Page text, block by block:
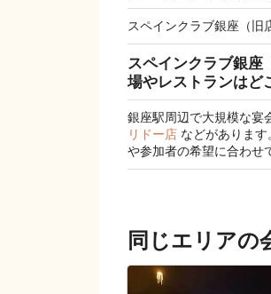
スペインクラブ銀座（旧
スペインクラブ銀座
場やレストランはど
銀座駅周辺で大規模な宴
リドー店 などがありま
や参加者の希望に合わせ
同じエリアの